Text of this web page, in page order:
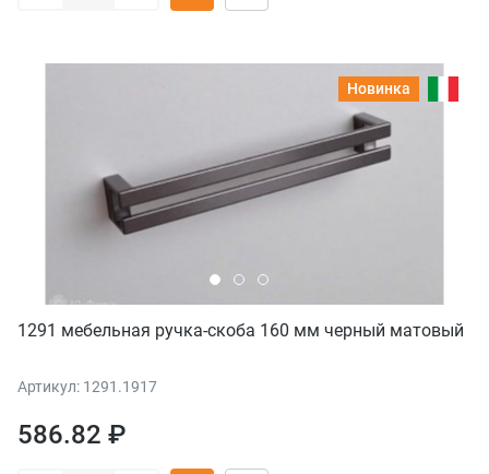
Новинка
1291 мебельная ручка-скоба 160 мм черный матовый
Артикул: 1291.1917
586.82 ₽